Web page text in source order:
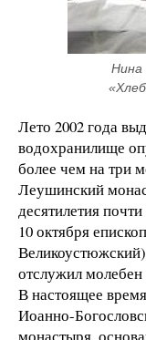
Нина
Лето 2002 года
водохранилище
более чем на три
Леушинский
десятилетия
10 октября
отслужил
В настоящее
Иоанно-